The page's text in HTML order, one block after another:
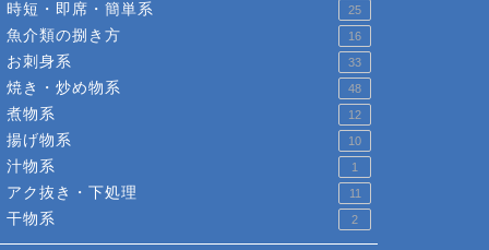
時短・即席・簡単系 25
魚介類の捌き方 16
お刺身系 33
焼き・炒め物系 48
煮物系 12
揚げ物系 10
汁物系 1
アク抜き・下処理 11
干物系 2